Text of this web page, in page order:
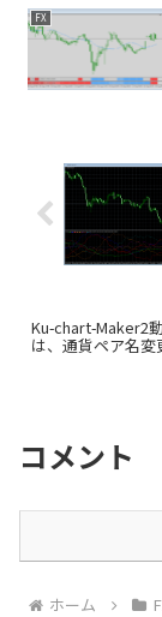
FX
Ku-chart-Maker2
は、通貨ペア名変
コメント
ホーム